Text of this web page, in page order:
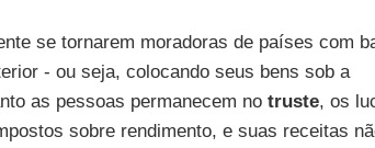
se tornarem moradoras de países com
- ou seja, colocando seus bens sob a
as pessoas permanecem no truste, os
sobre rendimento, e suas receitas